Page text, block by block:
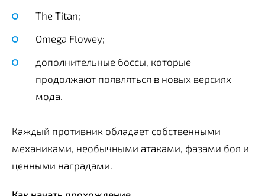
The Titan;
Omega Flowey;
дополнительные боссы, которые
продолжают появляться в новых версиях
мода.
Каждый противник обладает собственными
механиками, необычными атаками, фазами боя и
ценными наградами.